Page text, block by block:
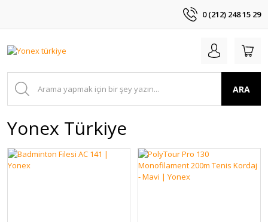
0 (212) 248 15 29
ARA
Yonex Türkiye